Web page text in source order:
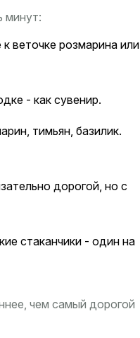
минут:
веточке розмарина или
- как сувенир.
тимьян, базилик.
дорогой, но с
стаканчики - один на
чем самый дорогой